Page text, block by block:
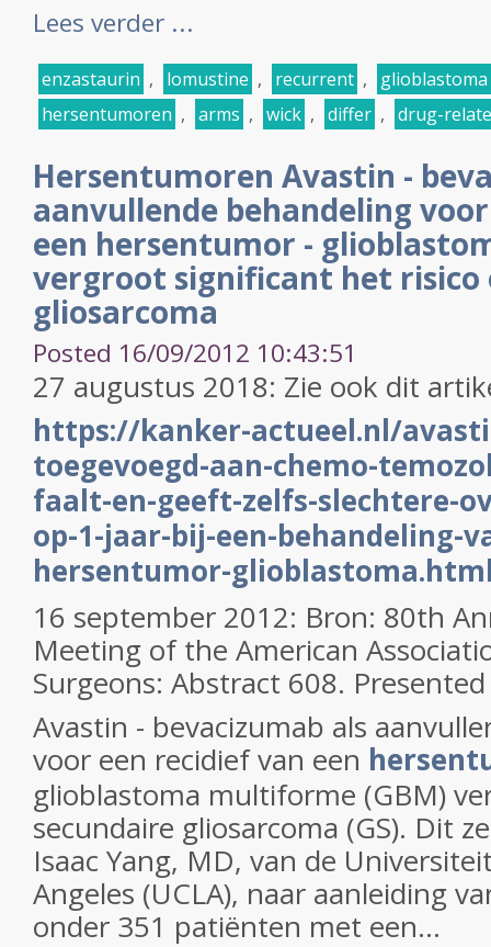
Lees verder ...
enzastaurin , lomustine , recurrent ,
glioblastoma
hersentumoren , arms , wick , differ , drug-
Hersentumoren Avastin -
aanvullende behandeling
een hersentumor -
vergroot significant het risico
gliosarcoma
Posted 16/09/2012 10:43:51
27 augustus 2018: Zie ook dit
https://kanker-actueel.nl/
toegevoegd-aan-chemo-
faalt-en-geeft-zelfs-slechtere-
op-1-jaar-bij-een-behandeling-
hersentumor-
16 september 2012: Bron: 80th
Meeting of the American
Surgeons: Abstract 608.
Avastin - bevacizumab als
voor een recidief van een
glioblastoma multiforme (GBM)
secundaire gliosarcoma (GS). Dit
Isaac Yang, MD, van de
Angeles (UCLA), naar aanleiding
onder 351 patiënten met een...